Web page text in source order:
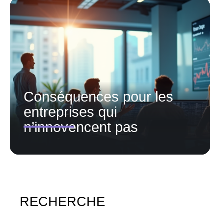
Conséquences pour les
entreprises qui
n’innovencent pas
RECHERCHE